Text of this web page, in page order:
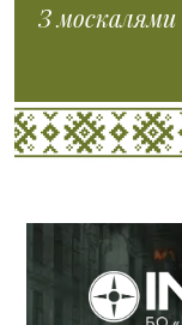
З москалями